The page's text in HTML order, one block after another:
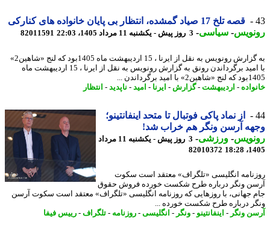
قصه تلخ 17 صیاد گمشده، انتظار بی پایان خانواده های کنارکی
-سیاسی-3 روز پیش - یکشنبه 11 مرداد 1405، 22:03 82011591
به گزارش رونویس به نقل از ایرنا ، 15 اردیبهشت ماه 1405بود که لنج «شاهین2»
با امید برگرداندن رونق به گزارش رونویس به نقل از ایرنا ، 15 اردیبهشت ماه
برگرداندن ...
- اردیبهشت-گزارش -ایرنا -امید -ناپدید-انتظار
از نماد پاکی فوتبال تا متحد اینفانتینو؛
آرسن ونگر هم خراب شد!
-ورزشی-
3 روز پیش - یکشنبه 11 مرداد
82010372
انگلیسی «تلگراف» معتقد است سکوت
ونگر درباره طرح شکست خورده فروش حقوق
جهانی، با روزهایی که روزنامه انگلیسی «تلگراف» معتقد است سکوت آرسن
درباره طرح شکست خورده ...
ونگر -اینفانتینو-ونگر -انگلیسی-روزنامه -تلگراف- رییس فیفا